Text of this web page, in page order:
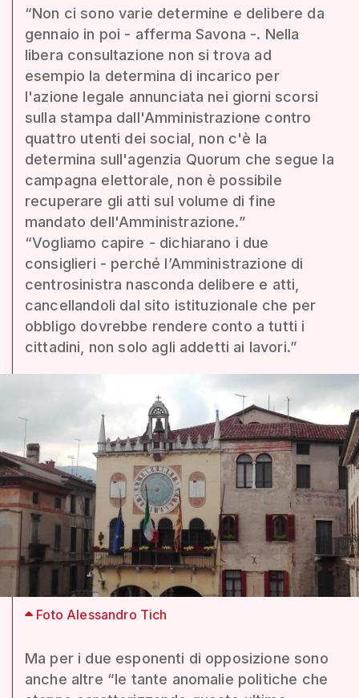
“Non ci sono varie determine e delibere da
gennaio in poi - afferma Savona -. Nella
libera consultazione non si trova ad
esempio la determina di incarico per
l'azione legale annunciata nei giorni scorsi
sulla stampa dall'Amministrazione contro
quattro utenti dei social, non c'è la
determina sull'agenzia Quorum che segue la
campagna elettorale, non è possibile
recuperare gli atti sul volume di fine
mandato dell'Amministrazione.”
“Vogliamo capire - dichiarano i due
consiglieri - perché l’Amministrazione di
centrosinistra nasconda delibere e atti,
cancellandoli dal sito istituzionale che per
obbligo dovrebbe rendere conto a tutti i
cittadini, non solo agli addetti ai lavori.”
Foto Alessandro Tich
Ma per i due esponenti di opposizione sono
anche altre “le tante anomalie politiche che